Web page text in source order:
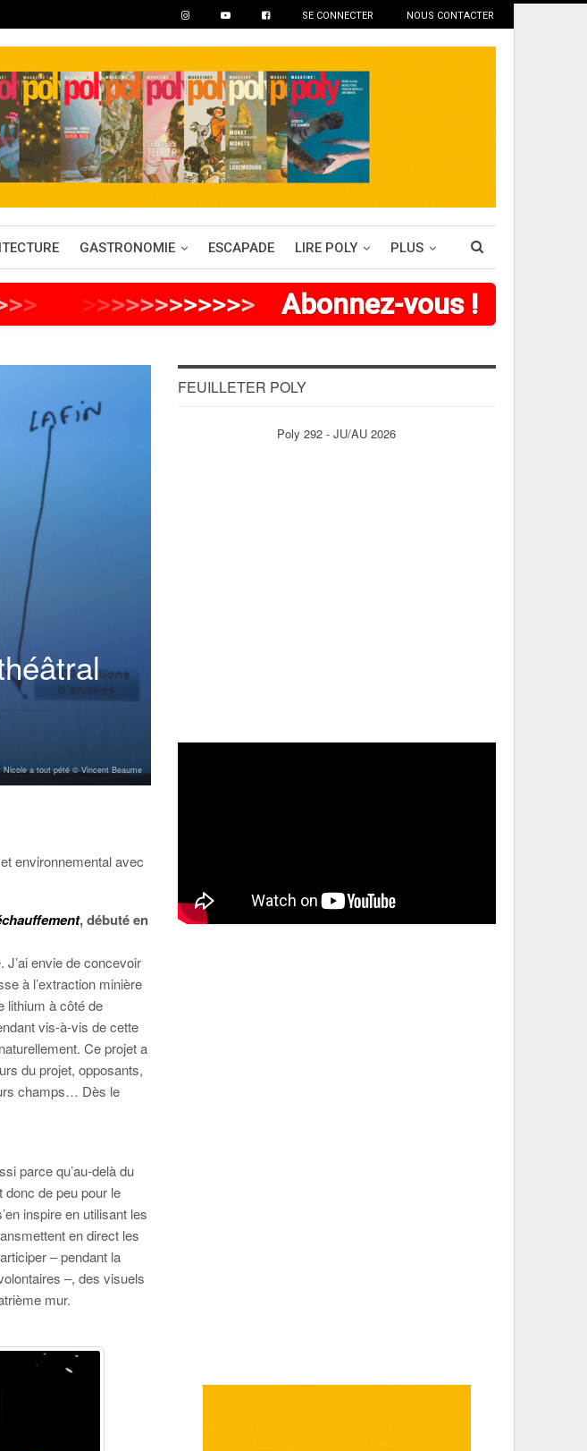
SE CONNECTER NOUS CONTACTER
GASTRONOMIE ESCAPADE LIRE POLY PLUS
>>> >>>>>>>>> >> Abonnez-vous !
Nicole a tout pété © Vincent Beaume
environnemental avec
, débuté en
J’ai envie de concevoir
à l’extraction minière
lithium à côté de
vis-à-vis de cette
Ce projet a
du projet, opposants,
champs… Dès le
parce qu’au-delà du
donc de peu pour le
inspire en utilisant les
en direct les
– pendant la
–, des visuels
mur.
FEUILLETER POLY
Poly 292 - JU/AU 2026